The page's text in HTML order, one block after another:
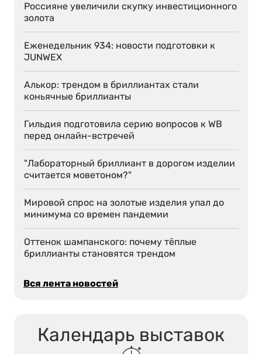
Россияне увеличили скупку инвестиционного
золота
Еженедельник 934: новости подготовки к
JUNWEX
Алькор: трендом в бриллиантах стали
коньячные бриллианты
Гильдия подготовила серию вопросов к WB
перед онлайн-встречей
"Лабораторный бриллиант в дорогом изделии
считается моветоном?"
Мировой спрос на золотые изделия упал до
минимума со времен пандемии
Оттенок шампанского: почему тёплые
бриллианты становятся трендом
Вся лента новостей
Календарь выставок